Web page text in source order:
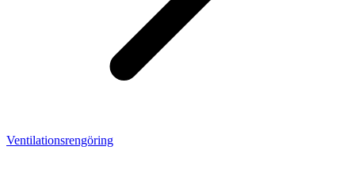
Ventilationsrengöring